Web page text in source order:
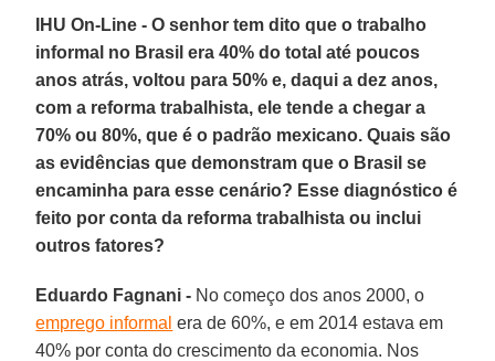
IHU On-Line - O senhor tem dito que o trabalho
informal no Brasil era 40% do total até poucos
anos atrás, voltou para 50% e, daqui a dez anos,
com a reforma trabalhista, ele tende a chegar a
70% ou 80%, que é o padrão mexicano. Quais são
as evidências que demonstram que o Brasil se
encaminha para esse cenário? Esse diagnóstico é
feito por conta da reforma trabalhista ou inclui
outros fatores?
Eduardo Fagnani - No começo dos anos 2000, o
emprego informal era de 60%, e em 2014 estava em
40% por conta do crescimento da economia. Nos